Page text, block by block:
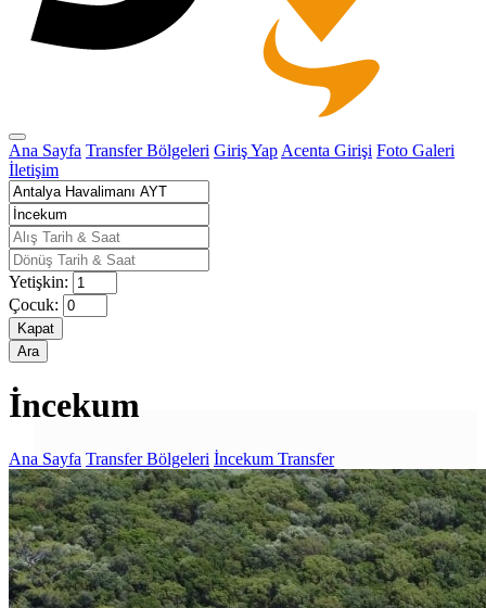
Ana Sayfa Transfer Bölgeleri Giriş Yap Acenta Girişi Foto Galeri
İletişim
Yetişkin:
Çocuk:
Kapat
Ara
İncekum
Ana Sayfa Transfer Bölgeleri İncekum Transfer